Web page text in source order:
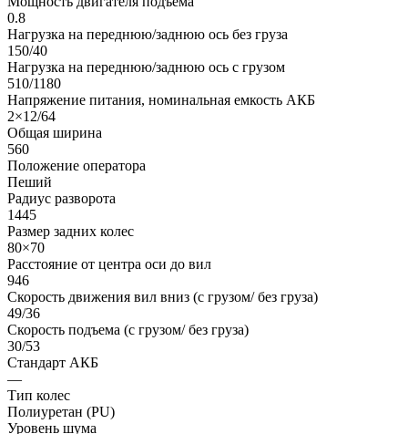
0.8
Нагрузка на переднюю/заднюю ось без груза
150/40
Нагрузка на переднюю/заднюю ось с грузом
510/1180
Напряжение питания, номинальная емкость АКБ
2×12/64
Общая ширина
560
Положение оператора
Пеший
Радиус разворота
1445
Размер задних колес
80×70
Расстояние от центра оси до вил
946
Скорость движения вил вниз (с грузом/ без груза)
49/36
Скорость подъема (с грузом/ без груза)
30/53
Стандарт АКБ
—
Тип колес
Полиуретан (PU)
Уровень шума